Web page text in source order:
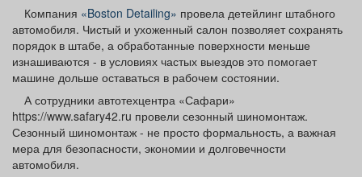
Я - пенсионер
Компания «Boston Detailing» провела детейлинг штабного
автомобиля. Чистый и ухоженный салон позволяет сохранять
порядок в штабе, а обработанные поверхности меньше
изнашиваются - в условиях частых выездов это помогает
машине дольше оставаться в рабочем состоянии.
А сотрудники автотехцентра «Сафари»
https://www.safary42.ru провели сезонный шиномонтаж.
Сезонный шиномонтаж - не просто формальность, а важная
мера для безопасности, экономии и долговечности
автомобиля.